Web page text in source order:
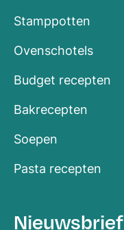
Stamppotten
Ovenschotels
Budget recepten
Bakrecepten
Soepen
Pasta recepten
Nieuwsbrief